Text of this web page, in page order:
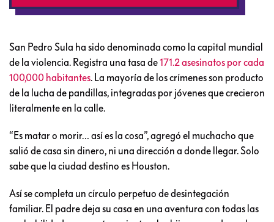
San Pedro Sula ha sido denominada como la capital mundial
de la violencia. Registra una tasa de171.2 asesinatos por cada
100,000 habitantes. La mayoría de los crímenes son producto
de la lucha de pandillas, integradas por jóvenes que crecieron
literalmente en la calle.
“Es matar o morir… así es la cosa”, agregó el muchacho que
salió de casa sin dinero, ni una dirección a donde llegar. Solo
sabe que la ciudad destino es Houston.
Así se completa un círculo perpetuo de desintegación
familiar. El padre deja su casa en una aventura con todas las